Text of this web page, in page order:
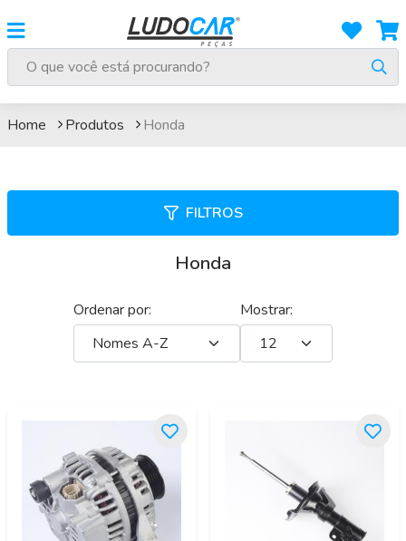
Home Produtos Honda
Honda
FILTROS
Honda
Ordenar por: Mostrar: